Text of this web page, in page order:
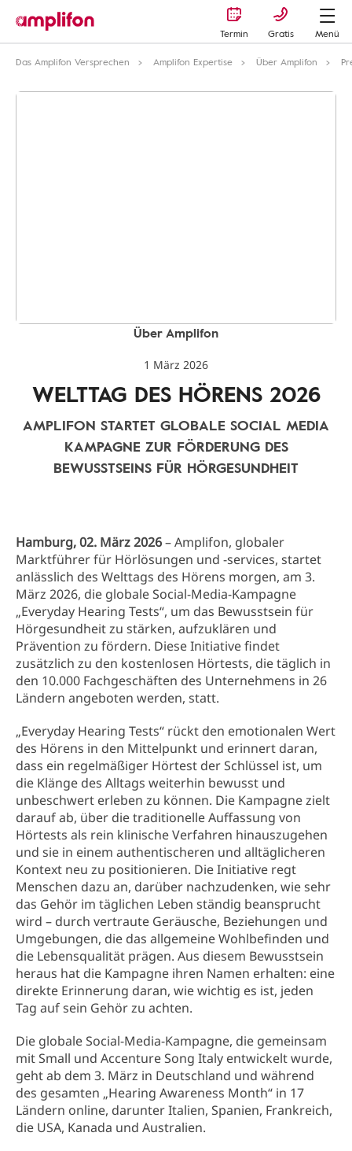
Termin Gratis
Menü
Das Amplifon Versprechen
Amplifon Expertise Über Amplifon
Über Amplifon
1 März 2026
WELTTAG DES HÖRENS 2026
AMPLIFON STARTET GLOBALE SOCIAL MEDIA
KAMPAGNE ZUR FÖRDERUNG DES
BEWUSSTSEINS FÜR HÖRGESUNDHEIT
Hamburg, 02. März 2026– Amplifon, globaler
Marktführer für Hörlösungen und -services, startet
anlässlich des Welttags des Hörens morgen, am 3.
März 2026, die globale Social-Media-Kampagne
„Everyday Hearing Tests“, um das Bewusstsein für
Hörgesundheit zu stärken, aufzuklären und
Prävention zu fördern. Diese Initiative findet
zusätzlich zu den kostenlosen Hörtests, die täglich in
den 10.000 Fachgeschäften des Unternehmens in 26
Ländern angeboten werden, statt.
„Everyday Hearing Tests“ rückt den emotionalen Wert
des Hörens in den Mittelpunkt und erinnert daran,
dass ein regelmäßiger Hörtest der Schlüssel ist, um
die Klänge des Alltags weiterhin bewusst und
unbeschwert erleben zu können. Die Kampagne zielt
darauf ab, über die traditionelle Auffassung von
Hörtests als rein klinische Verfahren hinauszugehen
und sie in einem authentischeren und alltäglicheren
Kontext neu zu positionieren. Die Initiative regt
Menschen dazu an, darüber nachzudenken, wie sehr
das Gehör im täglichen Leben ständig beansprucht
wird – durch vertraute Geräusche, Beziehungen und
Umgebungen, die das allgemeine Wohlbefinden und
die Lebensqualität prägen. Aus diesem Bewusstsein
heraus hat die Kampagne ihren Namen erhalten: eine
direkte Erinnerung daran, wie wichtig es ist, jeden
Tag auf sein Gehör zu achten.
Die globale Social-Media-Kampagne, die gemeinsam
mit Small und Accenture Song Italy entwickelt wurde,
geht ab dem 3. März in Deutschland und während
des gesamten „Hearing Awareness Month“ in 17
Ländern online, darunter Italien, Spanien, Frankreich,
die USA, Kanada und Australien.